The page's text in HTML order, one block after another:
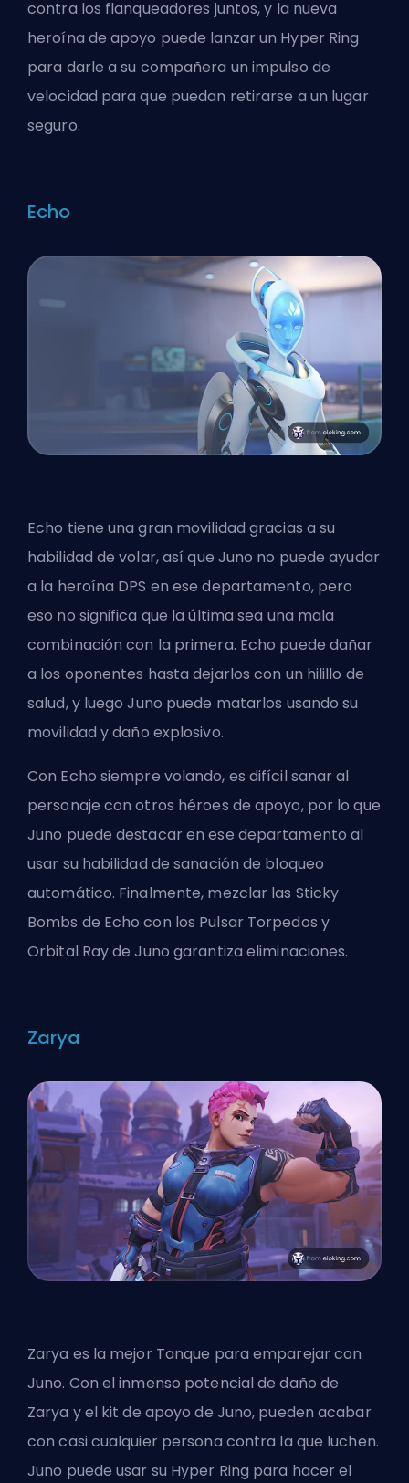
contra los flanqueadores juntos, y la nueva
heroína de apoyo puede lanzar un Hyper Ring
para darle a su compañera un impulso de
velocidad para que puedan retirarse a un lugar
seguro.
Echo
Echo tiene una gran movilidad gracias a su
habilidad de volar, así que Juno no puede ayudar
a la heroína DPS en ese departamento, pero
eso no significa que la última sea una mala
combinación con la primera. Echo puede dañar
a los oponentes hasta dejarlos con un hilillo de
salud, y luego Juno puede matarlos usando su
movilidad ydaño explosivo.
Con Echo siempre volando, es difícil sanar al
personaje con otros héroes de apoyo, por lo que
Juno puede destacar en ese departamento al
usar su habilidad de sanación de bloqueo
automático. Finalmente, mezclar las Sticky
Bombs de Echo con los Pulsar Torpedos y
Orbital Ray de Juno garantiza eliminaciones.
Zarya
Zarya es la mejor Tanque para emparejar con
Juno. Con el inmenso potencial de daño de
Zarya y el kit de apoyo de Juno, pueden acabar
con casi cualquier persona contra la que luchen.
Juno puede usar su Hyper Ring para hacer el